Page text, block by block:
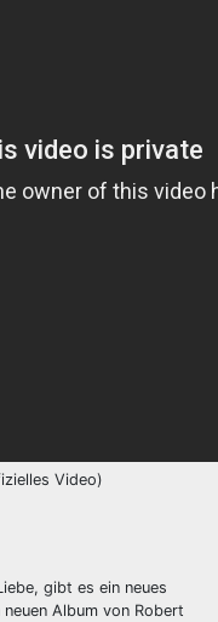
Video)
gibt es ein neues
Album von Robert